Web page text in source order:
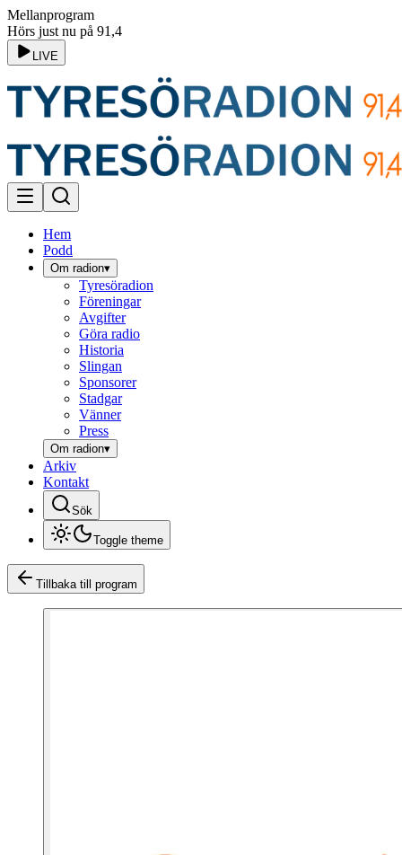
Mellanprogram
Hörs just nu på 91,4
LIVE
Hem
Podd
Om radion▾
Tyresöradion
Föreningar
Avgifter
Göra radio
Historia
Slingan
Sponsorer
Stadgar
Vänner
Press
Om radion▾
Arkiv
Kontakt
Sök
Toggle theme
Tillbaka till program